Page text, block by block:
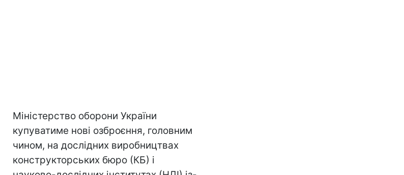
Міністерство оборони України
купуватиме нові озброєння, головним
чином, на дослідних виробництвах
конструкторських бюро (КБ) і